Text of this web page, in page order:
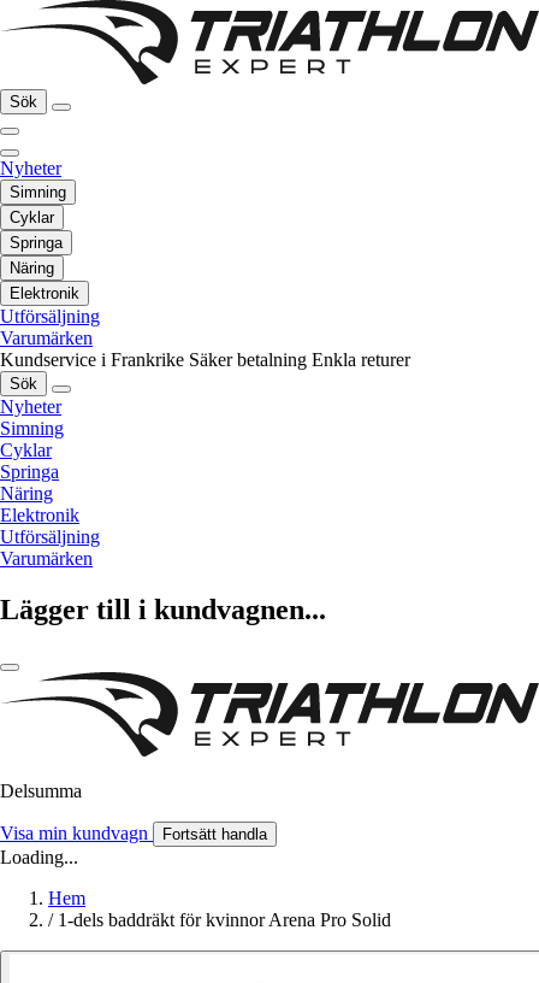
Sök
Nyheter
Simning
Cyklar
Springa
Näring
Elektronik
Utförsäljning
Varumärken
Kundservice i Frankrike Säker betalning Enkla returer
Sök
Nyheter
Simning
Cyklar
Springa
Näring
Elektronik
Utförsäljning
Varumärken
Lägger till i kundvagnen...
Delsumma
Visa min kundvagn Fortsätt handla
Loading...
Hem
/ 1-dels baddräkt för kvinnor Arena Pro Solid